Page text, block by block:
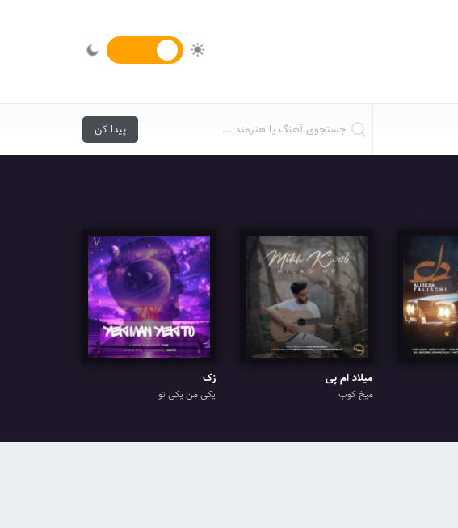
میلاد ام پی
میخ کوب
زک
یکی من یکی تو